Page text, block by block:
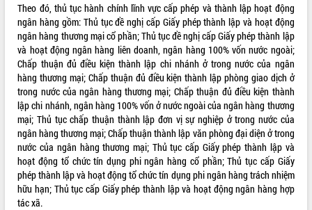
HỆ THỐNG VĂN BẢN
VĂN BẢN HĐND TỈNH
ĐIỂM TIN VĂN BẢN
QUY HOẠCH - KẾ HOẠCH
Theo đó, thủ tục hành chính lĩnh vực cấp phép và thành lập hoạt động
ngân hàng gồm: Thủ tục đề nghị cấp Giấy phép thành lập và hoạt động
ngân hàng thương mại cổ phần; Thủ tục đề nghị cấp Giấy phép thành lập
và hoạt động ngân hàng liên doanh, ngân hàng 100% vốn nước ngoài;
Chấp thuận đủ điều kiện thành lập chi nhánh ở trong nước của ngân
hàng thương mại; Chấp thuận đủ điều kiện thành lập phòng giao dịch ở
trong nước của ngân hàng thương mại; Chấp thuận đủ điều kiện thành
lập chi nhánh, ngân hàng 100% vốn ở nước ngoài của ngân hàng thương
mại; Thủ tục chấp thuận thành lập đơn vị sự nghiệp ở trong nước của
ngân hàng thương mại; Chấp thuận thành lập văn phòng đại diện ở trong
nước của ngân hàng thương mại; Thủ tục cấp Giấy phép thành lập và
hoạt động tổ chức tín dụng phi ngân hàng cổ phần; Thủ tục cấp Giấy
phép thành lập và hoạt động tổ chức tín dụng phi ngân hàng trách nhiệm
hữu hạn; Thủ tục cấp Giấy phép thành lập và hoạt động ngân hàng hợp
tác xã.